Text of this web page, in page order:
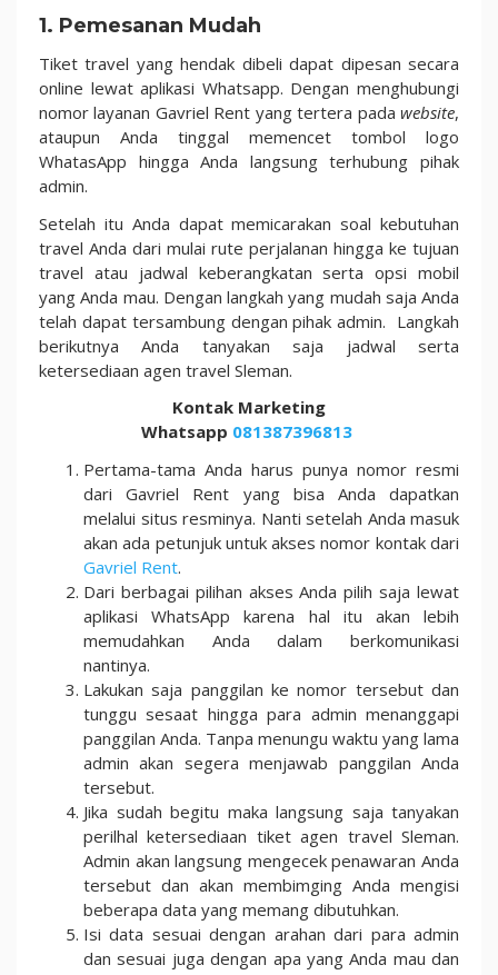
1. Pemesanan Mudah
Tiket travel yang hendak dibeli dapat dipesan secara
online lewat aplikasi Whatsapp. Dengan menghubungi
nomor layanan Gavriel Rent yang tertera pada website,
ataupun Anda tinggal memencet tombol logo
WhatasApp hingga Anda langsung terhubung pihak
admin.
Setelah itu Anda dapat memicarakan soal kebutuhan
travel Anda dari mulai rute perjalanan hingga ke tujuan
travel atau jadwal keberangkatan serta opsi mobil
yang Anda mau. Dengan langkah yang mudah saja Anda
telah dapat tersambung dengan pihak admin. Langkah
berikutnya Anda tanyakan saja jadwal serta
ketersediaan agen travel Sleman.
Kontak Marketing
Whatsapp 081387396813
Pertama-tama Anda harus punya nomor resmi
dari Gavriel Rent yang bisa Anda dapatkan
melalui situs resminya. Nanti setelah Anda masuk
akan ada petunjuk untuk akses nomor kontak dari
Gavriel Rent.
Dari berbagai pilihan akses Anda pilih saja lewat
aplikasi WhatsApp karena hal itu akan lebih
memudahkan Anda dalam berkomunikasi
nantinya.
Lakukan saja panggilan ke nomor tersebut dan
tunggu sesaat hingga para admin menanggapi
panggilan Anda. Tanpa menungu waktu yang lama
admin akan segera menjawab panggilan Anda
tersebut.
Jika sudah begitu maka langsung saja tanyakan
perilhal ketersediaan tiket agen travel Sleman.
Admin akan langsung mengecek penawaran Anda
tersebut dan akan membimging Anda mengisi
beberapa data yang memang dibutuhkan.
Isi data sesuai dengan arahan dari para admin
dan sesuai juga dengan apa yang Anda mau dan